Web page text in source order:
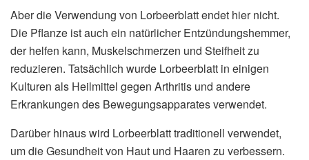
Aber die Verwendung von Lorbeerblatt endet hier nicht.
Die Pflanze ist auch ein natürlicher Entzündungshemmer,
der helfen kann, Muskelschmerzen und Steifheit zu
reduzieren. Tatsächlich wurde Lorbeerblatt in einigen
Kulturen als Heilmittel gegen Arthritis und andere
Erkrankungen des Bewegungsapparates verwendet.
Darüber hinaus wird Lorbeerblatt traditionell verwendet,
um die Gesundheit von Haut und Haaren zu verbessern.